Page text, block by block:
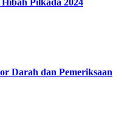
Pilkada 2024
Darah dan Pemeriksaan